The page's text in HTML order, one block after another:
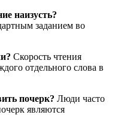
наизусть?
заданием во
Скорость чтения
отдельного слова в
почерк? Люди часто
являются